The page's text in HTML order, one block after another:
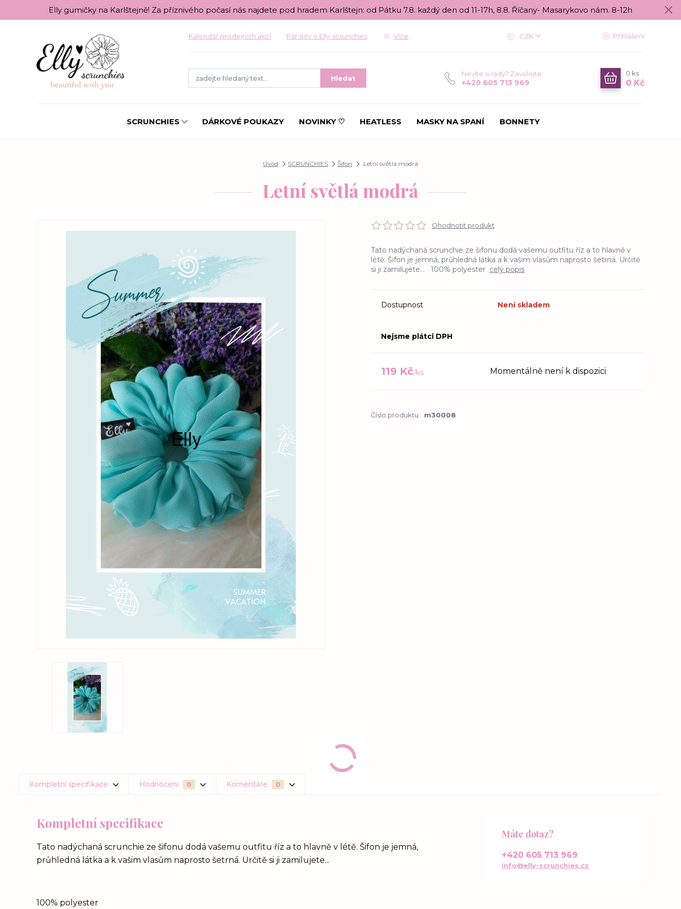
Elly gumičky na Karlštejně! Za příznivého počasí nás najdete pod hradem Karlštejn: od Pátku 7.8. každý den od 11-17h, 8.8. Říčany- Masarykovo nám. 8-12h
Kalendář prodejních akcí Pár slov o Elly-scrunchies Více CZK Přihlášení
Hledat
Nevíte si rady? Zavolejte.
+420 605 713 969
0 ks
0 Kč
SCRUNCHIES DÁRKOVÉ POUKAZY NOVINKY ♡ HEATLESS MASKY NA SPANÍ BONNETY
Úvod SCRUNCHIES Šifon Letní světlá modrá
Letní světlá modrá
Ohodnotit produkt
Tato nadýchaná scrunchie ze šifonu dodá vašemu outfitu říz a to hlavně v
létě. Šifon je jemná, průhledná látka a k vašim vlasům naprosto šetrná. Určitě
si ji zamilujete... 100% polyester celý popis
Dostupnost Není skladem
Nejsme plátci DPH
119 Kč/ks Momentálně není k dispozici
Číslo produktu: m30008
Kompletní specifikace Hodnocení 0 Komentáře 0
Kompletní specifikace
Tato nadýchaná scrunchie ze šifonu dodá vašemu outfitu říz a to hlavně v létě. Šifon je jemná,
průhledná látka a k vašim vlasům naprosto šetrná. Určitě si ji zamilujete...
100% polyester
Máte dotaz?
+420 605 713 969
info@elly-scrunchies.cz